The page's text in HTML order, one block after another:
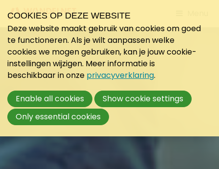
to
COOKIES OP DEZE WEBSITE
Deze website maakt gebruik van cookies om goed
te functioneren. Als je wilt aanpassen welke
cookies we mogen gebruiken, kan je jouw cookie-
instellingen wijzigen. Meer informatie is
beschikbaar in onze privacyverklaring.
Enable all cookies
Show cookie settings
Only essential cookies